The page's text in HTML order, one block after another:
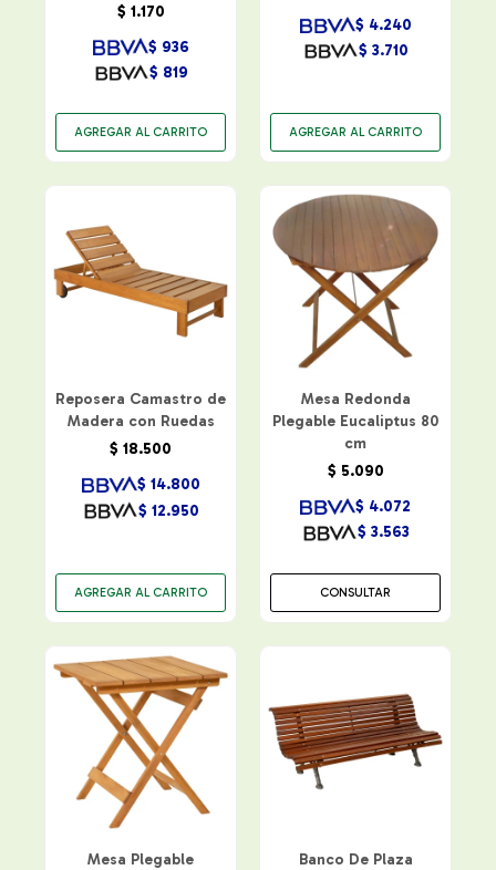
$ 1.170
$ 819
$ 936 $ 3.710
$ 4.240
Reposera Camastro de
Madera con Ruedas
$ 18.500
$ 12.950
$ 14.800
Mesa Redonda
Plegable Eucaliptus 80
cm
$ 5.090
$ 3.563
$ 4.072
CONSULTAR
Mesa Plegable Banco De Plaza